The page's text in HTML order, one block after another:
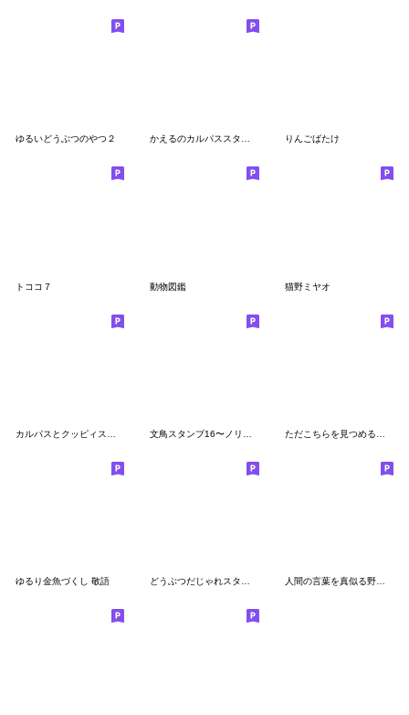
ゆるいどうぶつのやつ２ かえるのカルパススタンプ4 りんごばたけ
トココ７ 動物図鑑 猫野ミヤオ
ゆるり金魚づくし 敬語 どうぶつだじゃれスタンプ 人間の言葉を真似る野鳥たち